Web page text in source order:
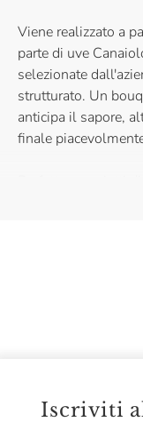
Viene realizzato a
parte di uve
selezionate
strutturato. Un
anticipa il sapore,
finale
Iscriviti